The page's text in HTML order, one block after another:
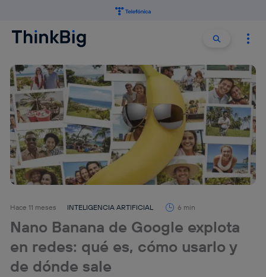
Buscar
Hace 11 meses INTELIGENCIA ARTIFICIAL 6 min
Nano Banana de Google explota
en redes: qué es, cómo usarlo y
de dónde sale